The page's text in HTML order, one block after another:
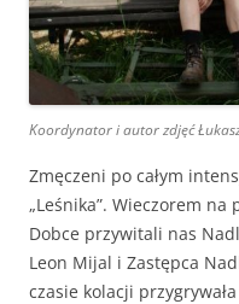
Koordynator i autor zdjęć
Zmęczeni po całym
„Leśnika”. Wieczorem
Dobce przywitali nas
Leon Mijal i Zastępca
czasie kolacji